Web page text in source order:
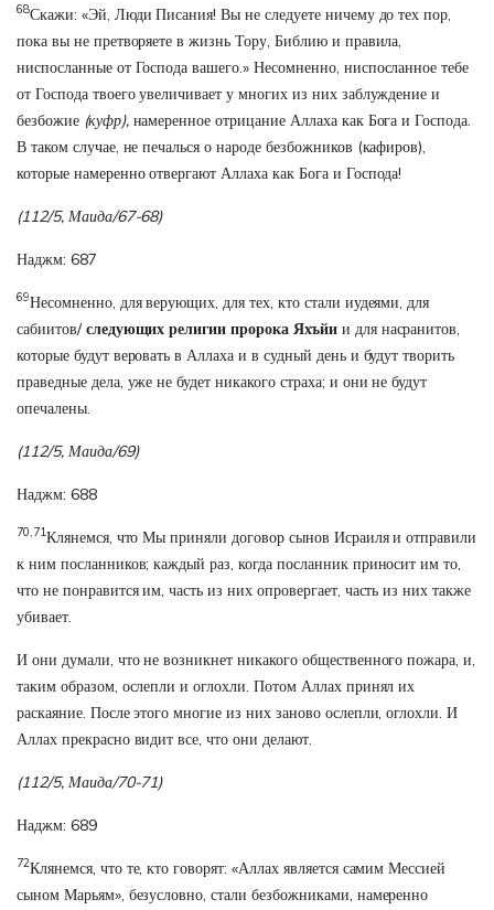
68Скажи: «Эй, Люди Писания! Вы не следуете ничему до тех пор,
пока вы не претворяете в жизнь Тору, Библию и правила,
ниспосланные от Господа вашего.» Несомненно, ниспосланное тебе
от Господа твоего увеличивает у многих из них заблуждение и
безбожие (куфр),намеренное отрицание Аллаха как Бога и Господа.
В таком случае, не печалься о народе безбожников (кафиров),
которые намеренно отвергают Аллаха как Бога и Господа!
(112/5, Маида/67-68)
Наджм: 687
69Несомненно, для верующих, для тех, кто стали иудеями, для
сабиитов/следующих религии пророка Яхъйии для насранитов,
которые будут веровать в Аллаха и в судный день и будут творить
праведные дела, уже не будет никакого страха; и они не будут
опечалены.
(112/5, Маида/69)
Наджм: 688
70,71Клянемся, что Мы приняли договор сынов Исраиля и отправили
к ним посланников; каждый раз, когда посланник приносит им то,
что не понравится им, часть из них опровергает, часть из них также
убивает.
И они думали, что не возникнет никакого общественного пожара, и,
таким образом, ослепли и оглохли. Потом Аллах принял их
раскаяние. После этого многие из них заново ослепли, оглохли. И
Аллах прекрасно видит все, что они делают.
(112/5, Маида/70-71)
Наджм: 689
72Клянемся, что те, кто говорят: «Аллах является самим Мессией
сыном Марьям», безусловно, стали безбожниками, намеренно